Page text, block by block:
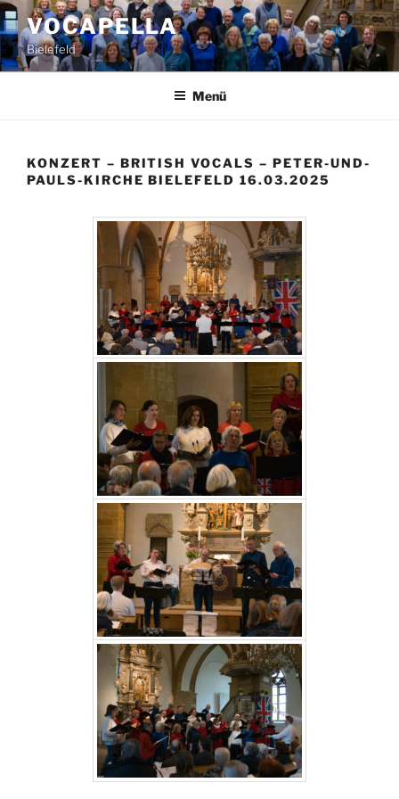
Zum
Inhalt
springen
VOCAPELLA
Bielefeld
Menü
KONZERT – BRITISH VOCALS – PETER-UND-
PAULS-KIRCHE BIELEFELD 16.03.2025